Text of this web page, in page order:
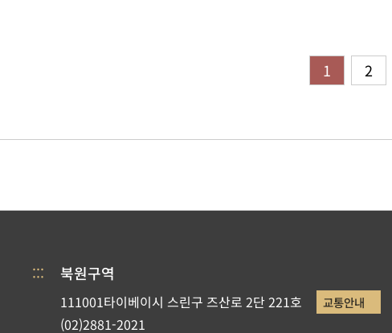
1
2
::: 북원구역
111001타이베이시 스린구 즈산로 2단 221호 교통안내
(02)2881-2021